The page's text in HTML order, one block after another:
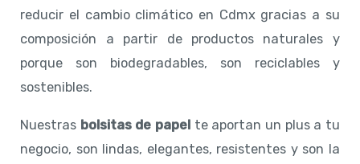
reducir el cambio climático en Cdmx gracias a su
composición a partir de productos naturales y
porque son biodegradables, son reciclables y
sostenibles.
Nuestras bolsitas de papel te aportan un plus a tu
negocio, son lindas, elegantes, resistentes y son la